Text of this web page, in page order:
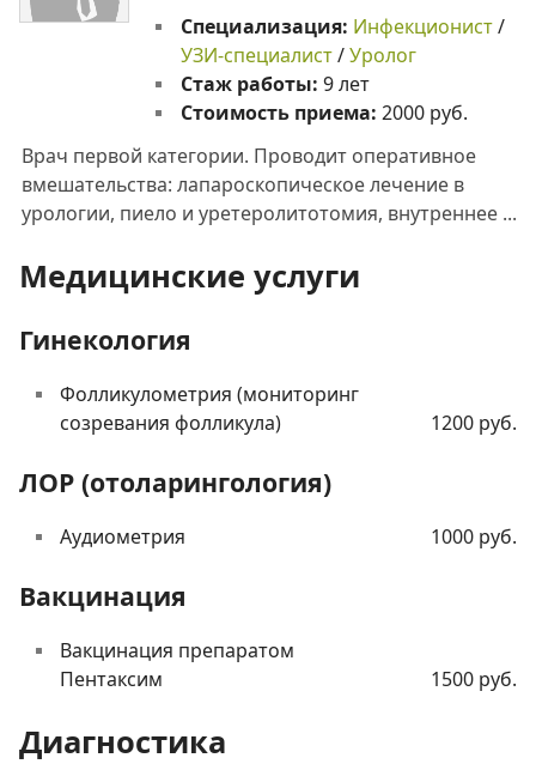
Специализация: Инфекционист/
УЗИ-специалист/Уролог
Стаж работы: 9 лет
Стоимость приема: 2000 руб.
Врач первой категории. Проводит оперативное
вмешательства: лапароскопическое лечение в
урологии, пиело и уретеролитотомия, внутреннее ...
Медицинские услуги
Гинекология
Фолликулометрия (мониторинг
созревания фолликула)
1200 руб.
ЛОР (отоларингология)
Аудиометрия 1000 руб.
Вакцинация
Вакцинация препаратом
Пентаксим
1500 руб.
Диагностика